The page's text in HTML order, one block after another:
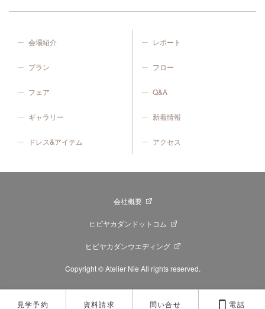
見学予約 資料請求 問い合せ 電話
会場紹介
プラン
フェア
ギャラリー
ドレス&アイテム
レポート
フロー
Q&A
新着情報
アクセス
会社概要
ヒビヤカダンドットコム
ヒビヤカダンウエディング
Copyright © Atelier Nie All rights reserved.